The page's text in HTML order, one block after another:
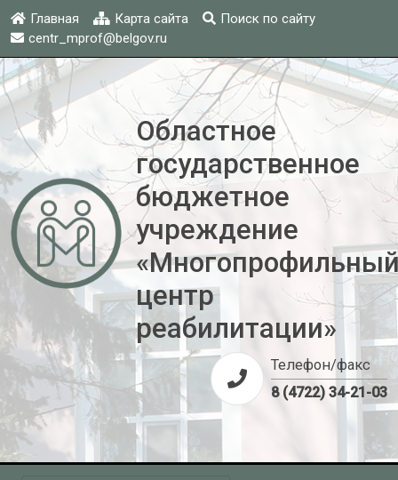
Главная Карта сайта
Поиск по сайту
centr_mprof@belgov.ru
Областное
государственное
бюджетное
учреждение
центр
реабилитации»
Телефон/факс
8 (4722) 34-21-03